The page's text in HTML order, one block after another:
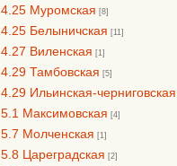
4.25 Муромская [8]
4.25 Белыничская [11]
4.27 Виленская [1]
4.29 Тамбовская [5]
4.29 Ильинская-черниговская
5.1 Максимовская [4]
5.7 Молченская [1]
5.8 Цареградская [2]